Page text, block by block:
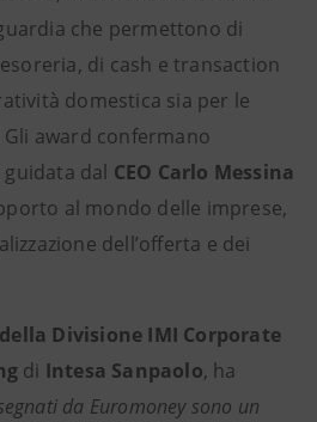
che permettono di
di cash e transaction
domestica sia per le
award confermano
guidata dal CEO Carlo Messina
al mondo delle imprese,
dell’offerta e dei
Divisione IMI Corporate
di Intesa Sanpaolo, ha
da Euromoney sono un